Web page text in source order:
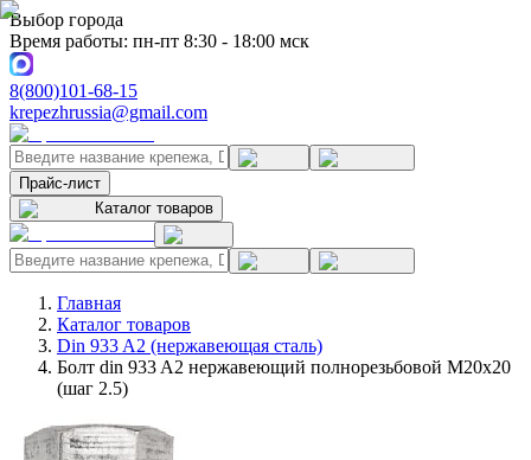
Выбор города
Время работы: пн-пт 8:30 - 18:00 мск
8(800)101-68-15
krepezhrussia@gmail.com
Прайс-лист
Каталог товаров
Главная
Каталог товаров
Din 933 A2 (нержавеющая сталь)
Болт din 933 A2 нержавеющий полнорезьбовой M20x20
(шаг 2.5)